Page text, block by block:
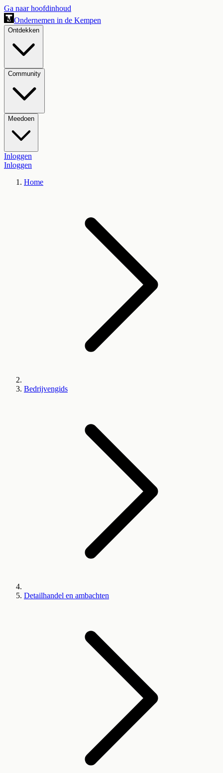
Ga naar hoofdinhoud
Ondernemen in de Kempen
Ontdekken
Community
Meedoen
Inloggen
Inloggen
Home
Bedrijvengids
Detailhandel en ambachten